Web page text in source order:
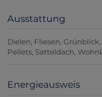
Ausstattung
Dielen Fliesen Grünblick
Pellets Satteldach
Energieausweis